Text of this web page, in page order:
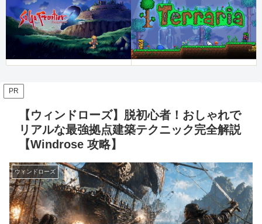
PR
【ウィンドローズ】脱初心者！おしゃれで
リアルな最強拠点建築テクニック完全解説
【Windrose 攻略】
ウィンドローズ